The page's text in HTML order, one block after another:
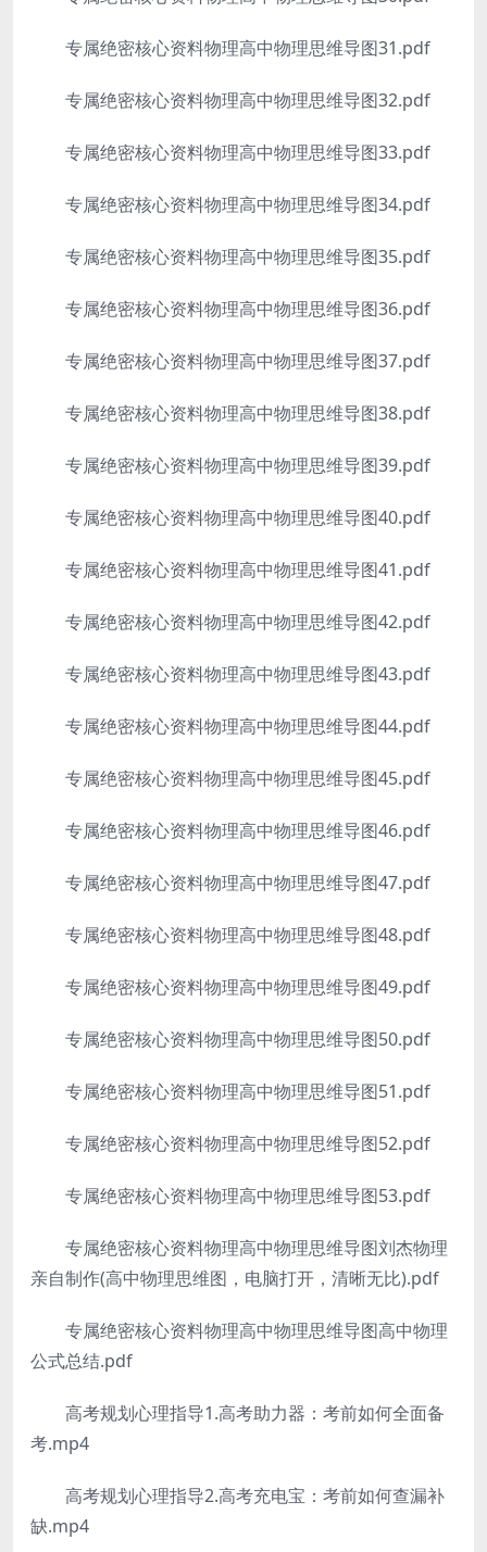
专属绝密核心资料物理高中物理思维导图31.pdf
专属绝密核心资料物理高中物理思维导图32.pdf
专属绝密核心资料物理高中物理思维导图33.pdf
专属绝密核心资料物理高中物理思维导图34.pdf
专属绝密核心资料物理高中物理思维导图35.pdf
专属绝密核心资料物理高中物理思维导图36.pdf
专属绝密核心资料物理高中物理思维导图37.pdf
专属绝密核心资料物理高中物理思维导图38.pdf
专属绝密核心资料物理高中物理思维导图39.pdf
专属绝密核心资料物理高中物理思维导图40.pdf
专属绝密核心资料物理高中物理思维导图41.pdf
专属绝密核心资料物理高中物理思维导图42.pdf
专属绝密核心资料物理高中物理思维导图43.pdf
专属绝密核心资料物理高中物理思维导图44.pdf
专属绝密核心资料物理高中物理思维导图45.pdf
专属绝密核心资料物理高中物理思维导图46.pdf
专属绝密核心资料物理高中物理思维导图47.pdf
专属绝密核心资料物理高中物理思维导图48.pdf
专属绝密核心资料物理高中物理思维导图49.pdf
专属绝密核心资料物理高中物理思维导图50.pdf
专属绝密核心资料物理高中物理思维导图51.pdf
专属绝密核心资料物理高中物理思维导图52.pdf
专属绝密核心资料物理高中物理思维导图53.pdf
专属绝密核心资料物理高中物理思维导图刘杰物理
亲自制作(高中物理思维图，电脑打开，清晰无比).pdf
专属绝密核心资料物理高中物理思维导图高中物理
公式总结.pdf
高考规划心理指导1.高考助力器：考前如何全面备
考.mp4
高考规划心理指导2.高考充电宝：考前如何查漏补
缺.mp4